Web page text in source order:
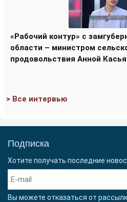
«Рабочий контур» с
области – министром
продовольствия Анной
> Все интервью
Подписка
Хотите получать последние
Вы можете отказаться от